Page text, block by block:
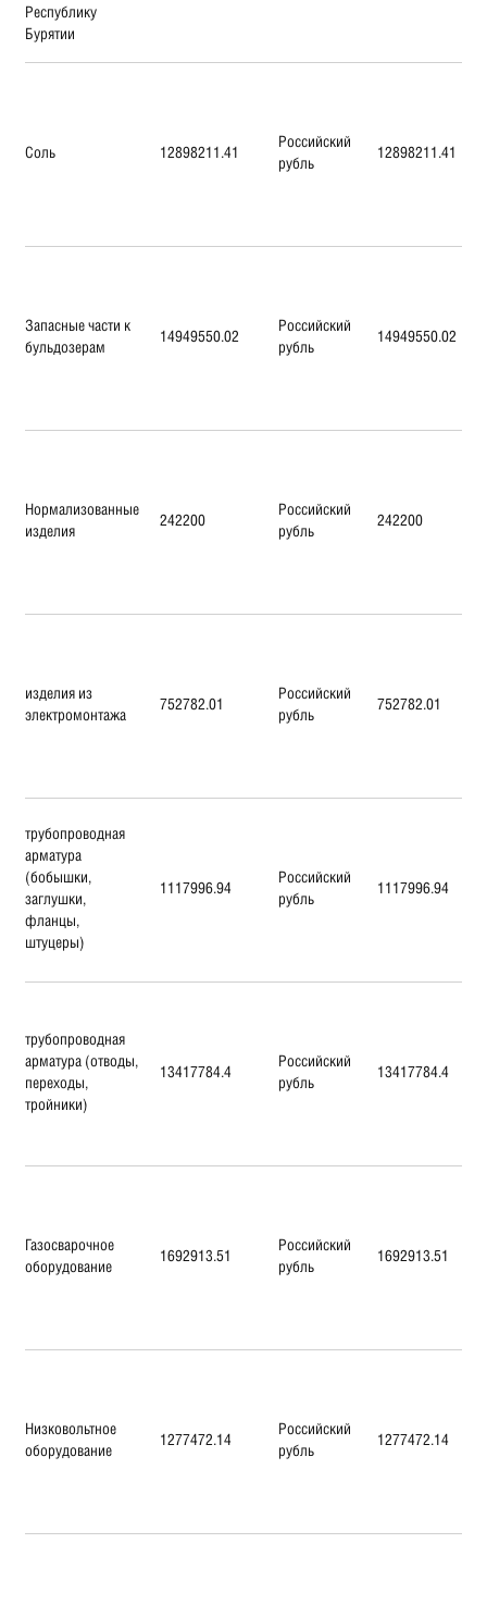
Республику
Бурятии
Соль 12898211.41
Российский
рубль
12898211.41
Запасные части к
бульдозерам
14949550.02
Российский
рубль
14949550.02
Нормализованные
изделия
242200
Российский
рубль
242200
изделия из
электромонтажа
752782.01
Российский
рубль
752782.01
трубопроводная
арматура
(бобышки,
заглушки,
фланцы,
штуцеры)
1117996.94
Российский
рубль
1117996.94
трубопроводная
арматура (отводы,
переходы,
тройники)
13417784.4
Российский
рубль
13417784.4
Газосварочное
оборудование
1692913.51
Российский
рубль
1692913.51
Низковольтное
оборудование
1277472.14
Российский
рубль
1277472.14